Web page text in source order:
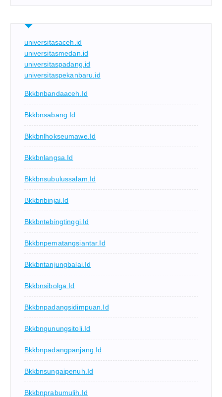
universitasaceh.id
universitasmedan.id
universitaspadang.id
universitaspekanbaru.id
Bkkbnbandaaceh.id
Bkkbnsabang.id
Bkkbnlhokseumawe.id
Bkkbnlangsa.id
Bkkbnsubulussalam.id
Bkkbnbinjai.id
Bkkbntebingtinggi.id
Bkkbnpematangsiantar.id
Bkkbntanjungbalai.id
Bkkbnsibolga.id
Bkkbnpadangsidimpuan.id
Bkkbngunungsitoli.id
Bkkbnpadangpanjang.id
Bkkbnsungaipenuh.id
Bkkbnprabumulih.id